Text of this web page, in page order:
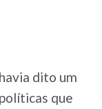
dito um
que